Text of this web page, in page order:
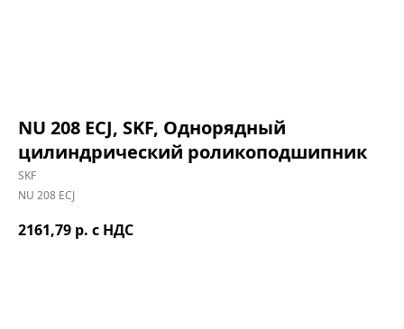
NU 208 ECJ, SKF, Однорядный
цилиндрический роликоподшипник
SKF
NU 208 ECJ
2161,79 р. с НДС